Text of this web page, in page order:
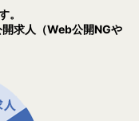
。
求人（Web公開NGや